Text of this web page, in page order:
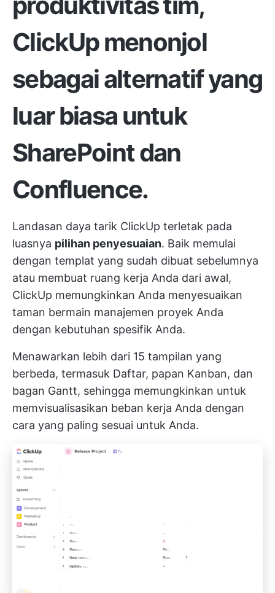
ClickUp menonjol
sebagai alternatif yang
luar biasa untuk
SharePoint dan
Confluence.
Landasan daya tarik ClickUp terletak pada
luasnya pilihan penyesuaian. Baik memulai
dengan templat yang sudah dibuat sebelumnya
atau membuat ruang kerja Anda dari awal,
ClickUp memungkinkan Anda menyesuaikan
taman bermain manajemen proyek Anda
dengan kebutuhan spesifik Anda.
Menawarkan lebih dari 15 tampilan yang
berbeda, termasuk Daftar, papan Kanban, dan
bagan Gantt, sehingga memungkinkan untuk
memvisualisasikan beban kerja Anda dengan
cara yang paling sesuai untuk Anda.